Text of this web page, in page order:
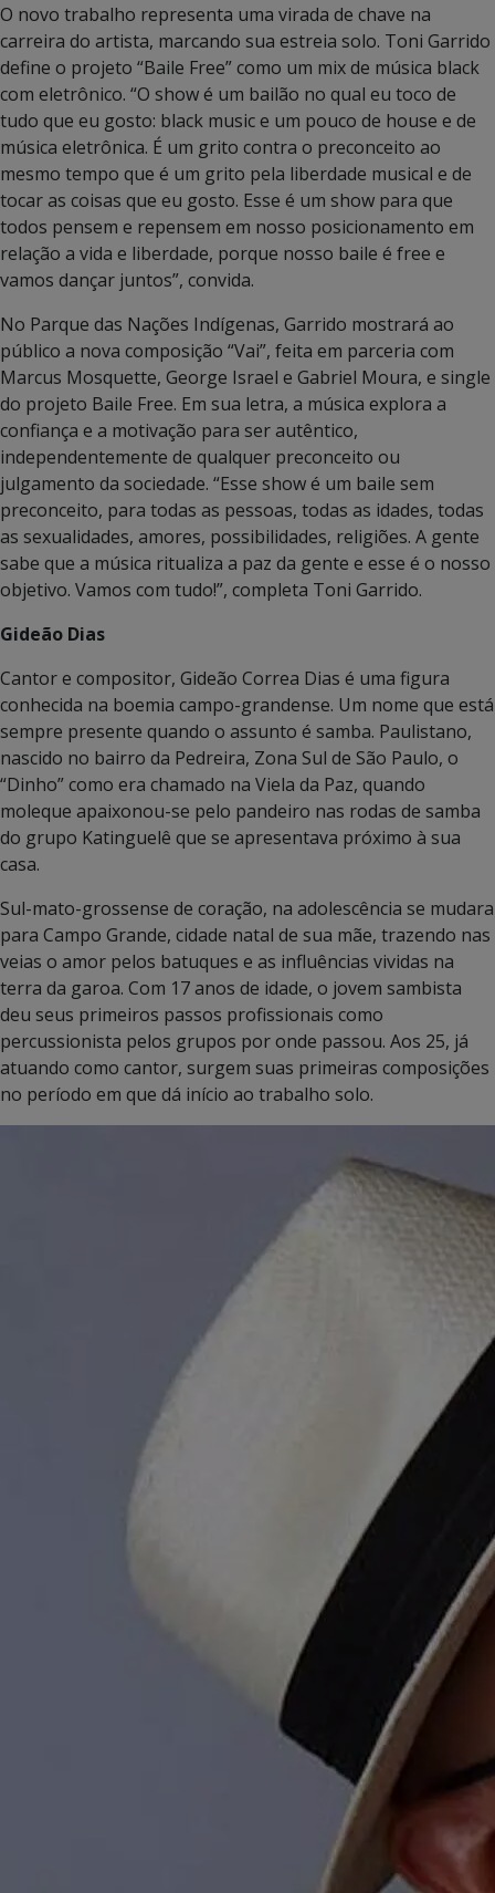
O novo trabalho representa uma virada de chave na
carreira do artista, marcando sua estreia solo. Toni Garrido
define o projeto “Baile Free” como um mix de música black
com eletrônico. “O show é um bailão no qual eu toco de
tudo que eu gosto: black music e um pouco de house e de
música eletrônica. É um grito contra o preconceito ao
mesmo tempo que é um grito pela liberdade musical e de
tocar as coisas que eu gosto. Esse é um show para que
todos pensem e repensem em nosso posicionamento em
relação a vida e liberdade, porque nosso baile é free e
vamos dançar juntos”, convida.
No Parque das Nações Indígenas, Garrido mostrará ao
público a nova composição “Vai”, feita em parceria com
Marcus Mosquette, George Israel e Gabriel Moura, e single
do projeto Baile Free. Em sua letra, a música explora a
confiança e a motivação para ser autêntico,
independentemente de qualquer preconceito ou
julgamento da sociedade. “Esse show é um baile sem
preconceito, para todas as pessoas, todas as idades, todas
as sexualidades, amores, possibilidades, religiões. A gente
sabe que a música ritualiza a paz da gente e esse é o nosso
objetivo. Vamos com tudo!”, completa Toni Garrido.
Gideão Dias
Cantor e compositor, Gideão Correa Dias é uma figura
conhecida na boemia campo-grandense. Um nome que está
sempre presente quando o assunto é samba. Paulistano,
nascido no bairro da Pedreira, Zona Sul de São Paulo, o
“Dinho” como era chamado na Viela da Paz, quando
moleque apaixonou-se pelo pandeiro nas rodas de samba
do grupo Katinguelê que se apresentava próximo à sua
casa.
Sul-mato-grossense de coração, na adolescência se mudara
para Campo Grande, cidade natal de sua mãe, trazendo nas
veias o amor pelos batuques e as influências vividas na
terra da garoa. Com 17 anos de idade, o jovem sambista
deu seus primeiros passos profissionais como
percussionista pelos grupos por onde passou. Aos 25, já
atuando como cantor, surgem suas primeiras composições
no período em que dá início ao trabalho solo.